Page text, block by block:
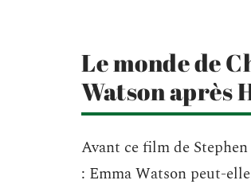
Le monde de
Watson après
Avant ce film de
: Emma Watson peut-